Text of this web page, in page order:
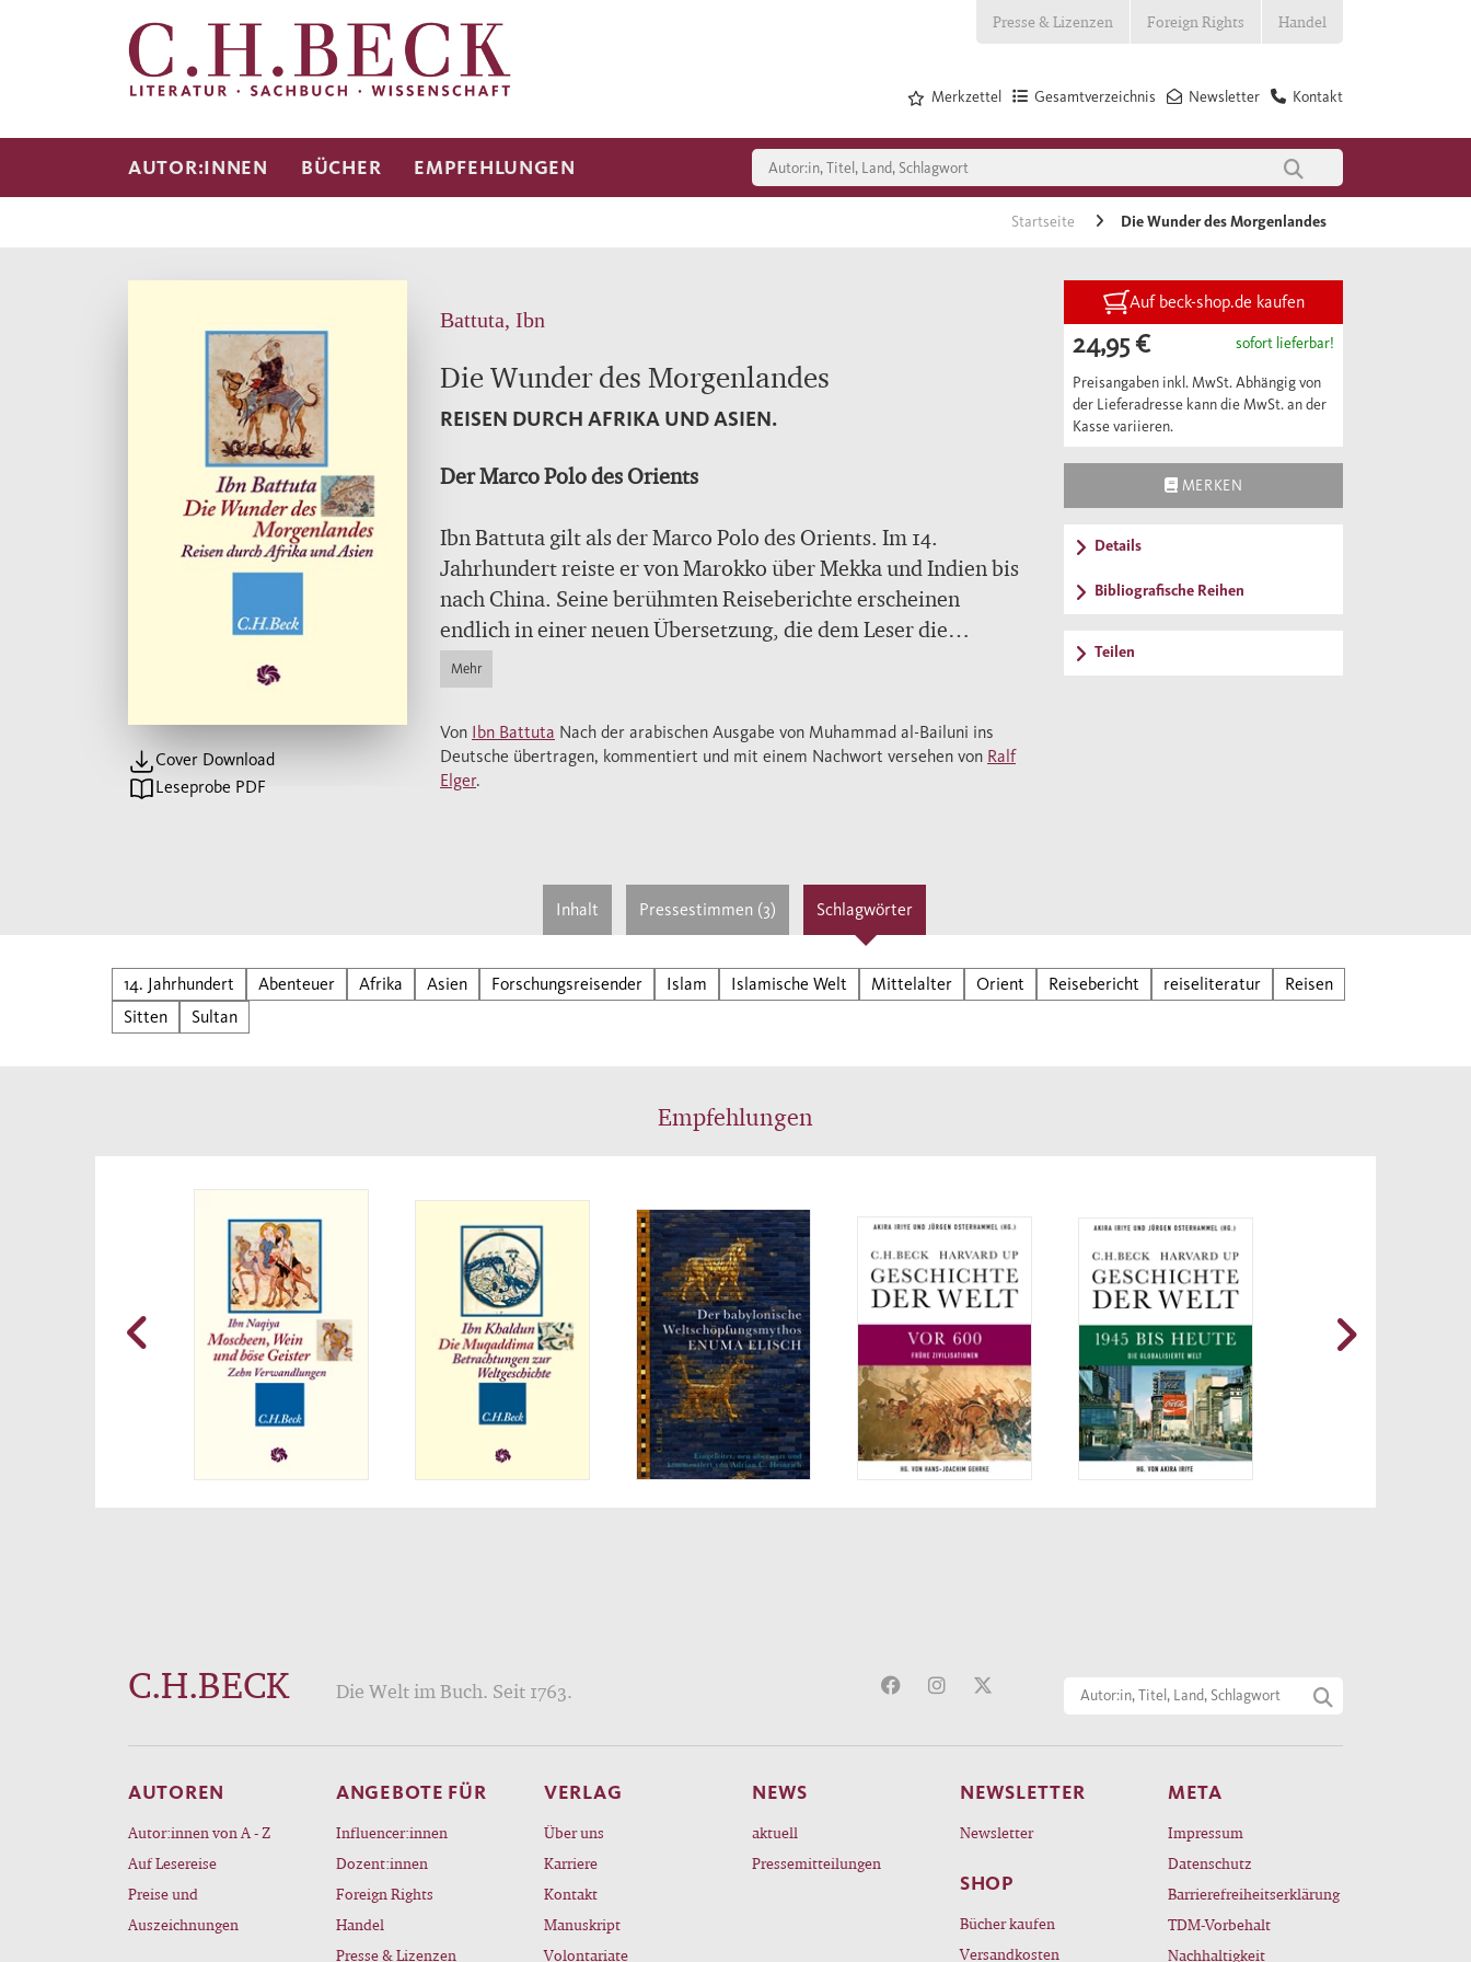
Presse & Lizenzen Foreign Rights Handel
Kontakt
Newsletter
Gesamtverzeichnis
Merkzettel
AUTOR:INNEN BÜCHER EMPFEHLUNGEN
Startseite Die Wunder des Morgenlandes
Cover Download
Leseprobe PDF
Battuta, Ibn
Die Wunder des Morgenlandes
REISEN DURCH AFRIKA UND ASIEN.
Der Marco Polo des Orients
Ibn Battuta gilt als der Marco Polo des Orients. Im 14.
Jahrhundert reiste er von Marokko über Mekka und Indien bis
nach China. Seine berühmten Reiseberichte erscheinen
endlich in einer neuen Übersetzung, die dem Leser die
Lebendigkeit und Frische des Originals vermittelt.
Die Reisen des Ibn Battuta muten märchenhaft an: Er besuchte
nahezu alle islamischen Länder seiner Zeit, das christliche
Konstantinopel, die Malediven und China. Immer wieder
verweilte er, um als Richter zu dienen, zu heiraten und Kinder
Tiere, Herrscher und Wundertäter. Durch seine persönliche
und farbige Erzählweise wirkt er geradezu modern. – Hat Ibn
Battuta das alles wirklich erlebt? Ralf Elger zeigt in seinem
informativen Nachwort, dass der gesamte Bericht eine
Mehr
Von Ibn Battuta Nach der arabischen Ausgabe von Muhammad al-Bailuni ins
Deutsche übertragen, kommentiert und mit einem Nachwort versehen von Ralf
Elger.
Auf beck-shop.de kaufen
24,95 € sofort lieferbar!
Preisangaben inkl. MwSt. Abhängig von
der Lieferadresse kann die MwSt. an der
Kasse variieren.
MERKEN
Details
Bibliografische Reihen
Teilen
Inhalt Pressestimmen (3) Schlagwörter
14. Jahrhundert Abenteuer Afrika Asien Forschungsreisender Islam Islamische Welt Mittelalter Orient Reisebericht reiseliteratur
Reisen
Sitten
Sultan
Empfehlungen
C.H.BECK Die Welt im Buch. Seit 1763.
AUTOREN
Autor:innen von A - Z
Auf Lesereise
Preise und
Auszeichnungen
ANGEBOTE FÜR
Influencer:innen
Dozent:innen
Foreign Rights
Handel
Presse & Lizenzen
VERLAG
Über uns
Karriere
Kontakt
Manuskript
Volontariate
NEWS
aktuell
Pressemitteilungen
NEWSLETTER
Newsletter
SHOP
Bücher kaufen
Versandkosten
META
Impressum
Datenschutz
Barrierefreiheitserklärung
TDM-Vorbehalt
Nachhaltigkeit